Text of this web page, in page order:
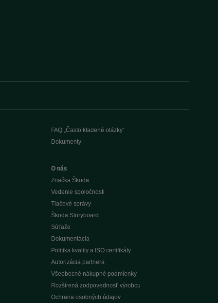
FAQ „Často kladené otázky“
Dokumenty
O nás
Značka Škoda
Vedenie spoločnosti
Tlačové správy
Škoda Storyboard
Súťaže
Dokumentácia
Politika kvality a ISO certifikáty
Autorizácia partnera
Všeobecné nákupné podmienky
Rozšírená zodpovednosť výrobcu
Ochrana osobných údajov